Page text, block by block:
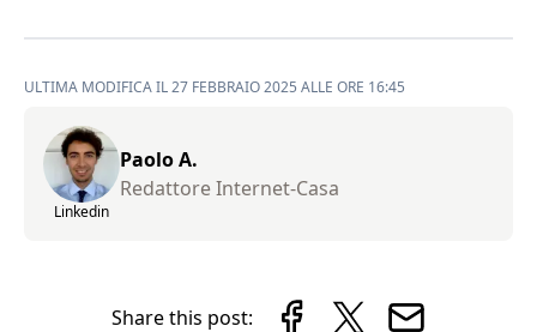
ULTIMA MODIFICA IL 27 FEBBRAIO 2025 ALLE ORE 16:45
Linkedin
Paolo A.
Redattore Internet-Casa
Share this post: